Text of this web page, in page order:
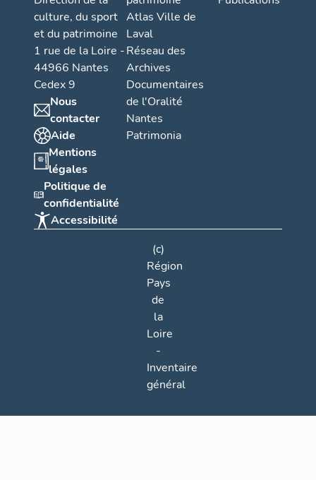
culture, du sport
et du patrimoine
1 rue de la Loire -
44966 Nantes
Cedex 9
Nous
contacter
Aide
Mentions
légales
Politique de
confidentialité
Accessibilité
Atlas Ville de
Laval
Réseau des
Archives
Documentaires
de l'Oralité
Nantes
Patrimonia
(c)
Région
Pays
de
la
Loire
-
Inventaire
général